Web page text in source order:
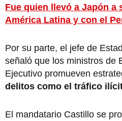
Fue quien llevó a Japón a
América Latina y con el
Por su parte, el jefe de
señaló que los ministros de
Ejecutivo promueven
delitos como el tráfico
El mandatario Castillo se